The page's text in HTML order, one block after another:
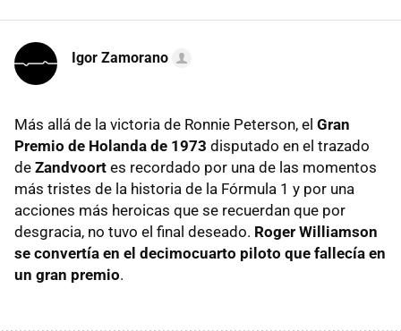
Igor Zamorano
Más allá de la victoria de Ronnie Peterson, el Gran
Premio de Holanda de 1973 disputado en el trazado
de Zandvoort es recordado por una de las momentos
más tristes de la historia de la Fórmula 1 y por una
acciones más heroicas que se recuerdan que por
desgracia, no tuvo el final deseado. Roger Williamson
se convertía en el decimocuarto piloto que fallecía en
un gran premio.